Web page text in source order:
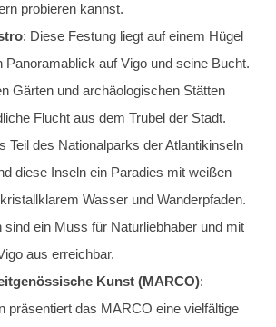
probieren kannst.
: Diese Festung liegt auf einem Hügel
Panoramablick auf Vigo und seine Bucht.
Gärten und archäologischen Stätten
Flucht aus dem Trubel der Stadt.
Teil des Nationalparks der Atlantikinseln
diese Inseln ein Paradies mit weißen
Wasser und Wanderpfaden.
sind ein Muss für Naturliebhaber und mit
aus erreichbar.
Kunst (MARCO):
präsentiert das MARCO eine vielfältige